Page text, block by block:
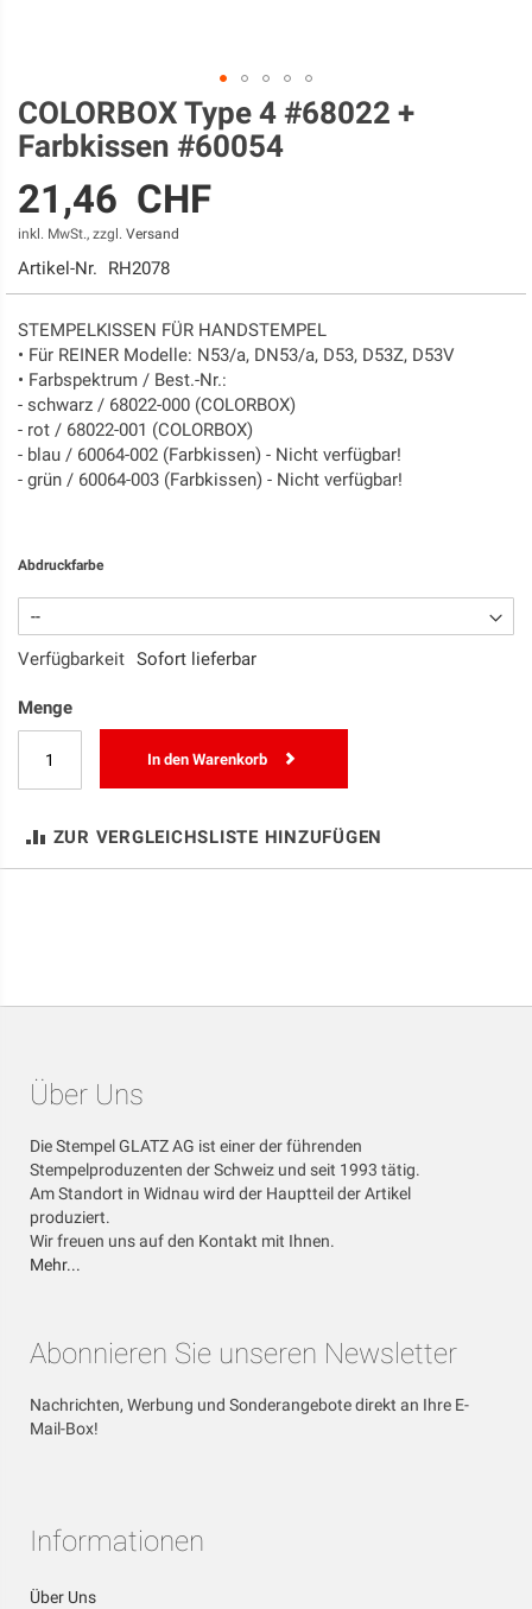
Zum
Anfang
der
Bildgalerie
springen
COLORBOX Type 4 #68022 +
Farbkissen #60054
21,46 CHF
inkl. MwSt., zzgl. Versand
Artikel-Nr. RH2078
STEMPELKISSEN FÜR HANDSTEMPEL
• Für REINER Modelle: N53/a, DN53/a, D53, D53Z, D53V
• Farbspektrum / Best.-Nr.:
- schwarz / 68022-000 (COLORBOX)
- rot / 68022-001 (COLORBOX)
- blau / 60064-002 (Farbkissen) - Nicht verfügbar!
- grün / 60064-003 (Farbkissen) - Nicht verfügbar!
Abdruckfarbe
Verfügbarkeit Sofort lieferbar
Menge
In den Warenkorb
ZUR VERGLEICHSLISTE HINZUFÜGEN
Über Uns
Die Stempel GLATZ AG ist einer der führenden
Stempelproduzenten der Schweiz und seit 1993 tätig.
Am Standort in Widnau wird der Hauptteil der Artikel
produziert.
Wir freuen uns auf den Kontakt mit Ihnen.
Mehr...
Abonnieren Sie unseren Newsletter
Nachrichten, Werbung und Sonderangebote direkt an Ihre E-
Mail-Box!
Informationen
Über Uns